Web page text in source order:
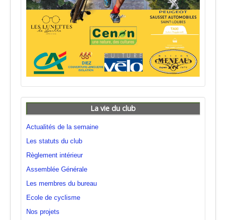
La vie du club
Actualités de la semaine
Les statuts du club
Règlement intérieur
Assemblée Générale
Les membres du bureau
Ecole de cyclisme
Nos projets